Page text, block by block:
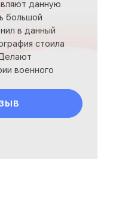
данную
большой
в данный
стоила
военного